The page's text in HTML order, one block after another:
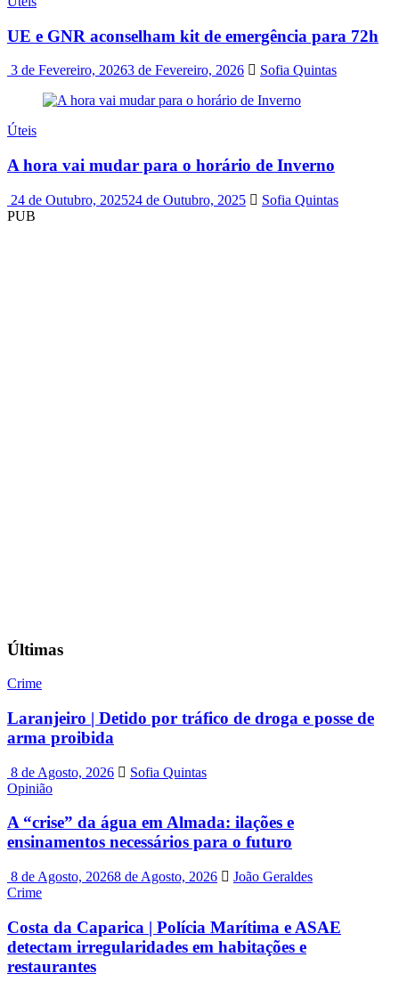
UE e GNR aconselham kit de emergência para 72h
3 de Fevereiro, 20263 de Fevereiro, 2026 Sofia Quintas
Úteis
A hora vai mudar para o horário de Inverno
24 de Outubro, 202524 de Outubro, 2025
Sofia Quintas
PUB
Últimas
Crime
Laranjeiro | Detido por tráfico de droga e posse de
arma proibida
8 de Agosto, 2026
Sofia Quintas
Opinião
A “crise” da água em Almada: ilações e
ensinamentos necessários para o futuro
8 de Agosto, 20268 de Agosto, 2026
João Geraldes
Crime
Costa da Caparica | Polícia Marítima e ASAE
detectam irregularidades em habitações e
restaurantes